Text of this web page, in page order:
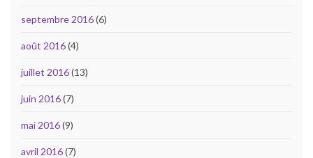
septembre 2016(6)
août 2016(4)
juillet 2016(13)
juin 2016(7)
mai 2016(9)
avril 2016(7)